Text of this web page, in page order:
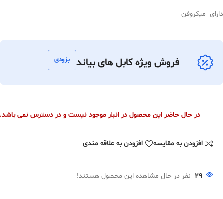
دارای میکروفن
فروش ویژه کابل های بیاند بزودی
در حال حاضر این محصول در انبار موجود نیست و در دسترس نمی باشد.
افزودن به مقایسه افزودن به علاقه مندی
29 نفر در حال مشاهده این محصول هستند!